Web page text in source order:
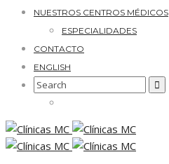
NUESTROS CENTROS MÉDICOS
ESPECIALIDADES
CONTACTO
ENGLISH
Search